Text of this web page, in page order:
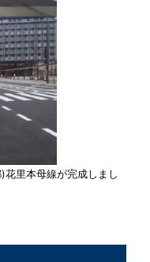
里本母線が完成しまし